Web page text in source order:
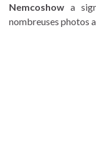
Nemcoshowa
nombreuses photos